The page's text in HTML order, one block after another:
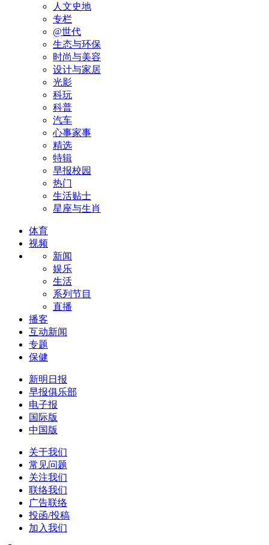
人文史地
专栏
@世代
生态与环保
时尚与美容
设计与家居
光影
科玩
科普
汽车
心事家事
精选
特辑
早报校园
热门
生活贴士
星座与生肖
体育
视频
新闻
娱乐
生活
系列节目
直播
播客
互动新闻
专题
保健
新明日报
早报俱乐部
电子报
国际版
中国版
关于我们
常见问题
关注我们
联络我们
广告联络
投函/投稿
加入我们